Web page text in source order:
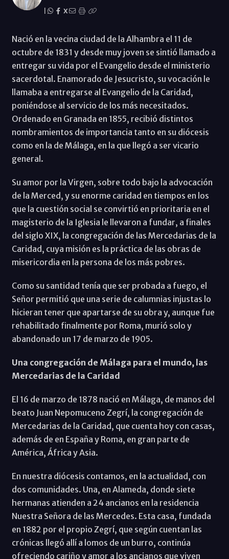
X
Nació en la vecina ciudad de la Alhambra el 11 de
octubre de 1831 y desde muy joven se sintió llamado a
entregar su vida por el Evangelio desde el ministerio
sacerdotal. Enamorado de Jesucristo, su vocación le
llamaba a entregarse al Evangelio de la Caridad,
poniéndose al servicio de los más necesitados.
Ordenado en Granada en 1855, recibió distintos
nombramientos de importancia tanto en su diócesis
como en la de Málaga, en la que llegó a ser vicario
general.
Su amor por la Virgen, sobre todo bajo la advocación
de la Merced, y su enorme caridad en tiempos en los
que la cuestión social se convirtió en prioritaria en el
magisterio de la Iglesia le llevaron a fundar, a finales
del siglo XIX, la congregación de las Mercedarias de la
Caridad, cuya misión es la práctica de las obras de
misericordia en la persona de los más pobres.
Como su santidad tenía que ser probada a fuego, el
Señor permitió que una serie de calumnias injustas lo
hicieran tener que apartarse de su obra y, aunque fue
rehabilitado finalmente por Roma, murió solo y
abandonado un 17 de marzo de 1905.
Una congregación de Málaga para el mundo, las
Mercedarias de la Caridad
El 16 de marzo de 1878 nació en Málaga, de manos del
beato Juan Nepomuceno Zegrí, la congregación de
Mercedarias de la Caridad, que cuenta hoy con casas,
además de en España y Roma, en gran parte de
América, África y Asia.
En nuestra diócesis contamos, en la actualidad, con
dos comunidades. Una, en Alameda, donde siete
hermanas atienden a 24 ancianos en la residencia
Nuestra Señora de las Mercedes. Esta casa, fundada
en 1882 por el propio Zegrí, que según cuentan las
crónicas llegó allí a lomos de un burro, continúa
ofreciendo cariño y amor a los ancianos que viven